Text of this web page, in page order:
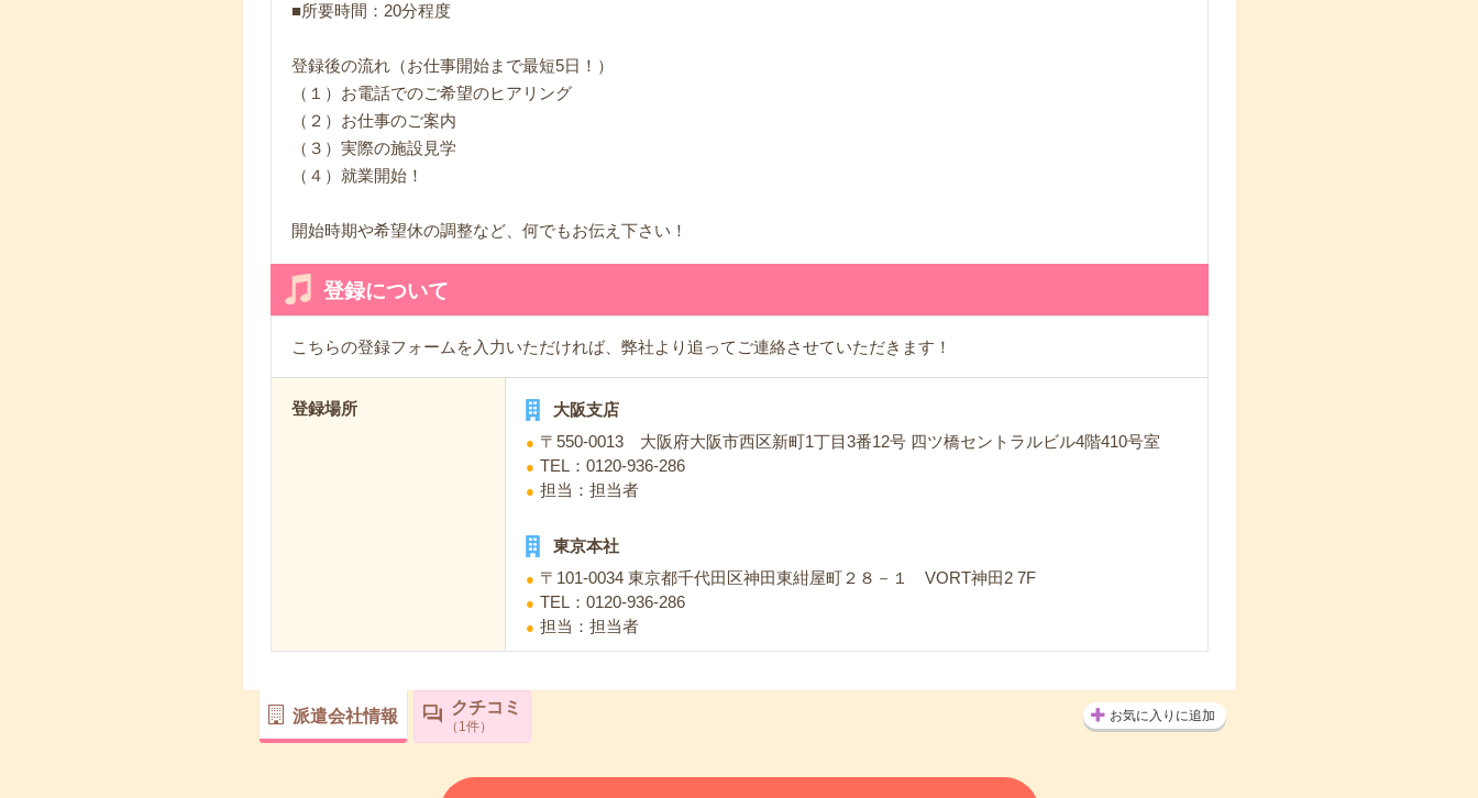
■所要時間：20分程度
登録後の流れ（お仕事開始まで最短5日！）
（１）お電話でのご希望のヒアリング
（２）お仕事のご案内
（３）実際の施設見学
（４）就業開始！
開始時期や希望休の調整など、何でもお伝え下さい！
登録について
こちらの登録フォームを入力いただければ、弊社より追ってご連絡させていただきます！
登録場所
大阪支店
〒550-0013 大阪府大阪市西区新町1丁目3番12号 四ツ橋セントラルビル4階410号室
TEL：0120-936-286
担当：担当者
東京本社
〒101-0034 東京都千代田区神田東紺屋町２８－１ VORT神田2 7F
TEL：0120-936-286
担当：担当者
派遣会社情報 クチコミ
1 件
お気に入りに追加